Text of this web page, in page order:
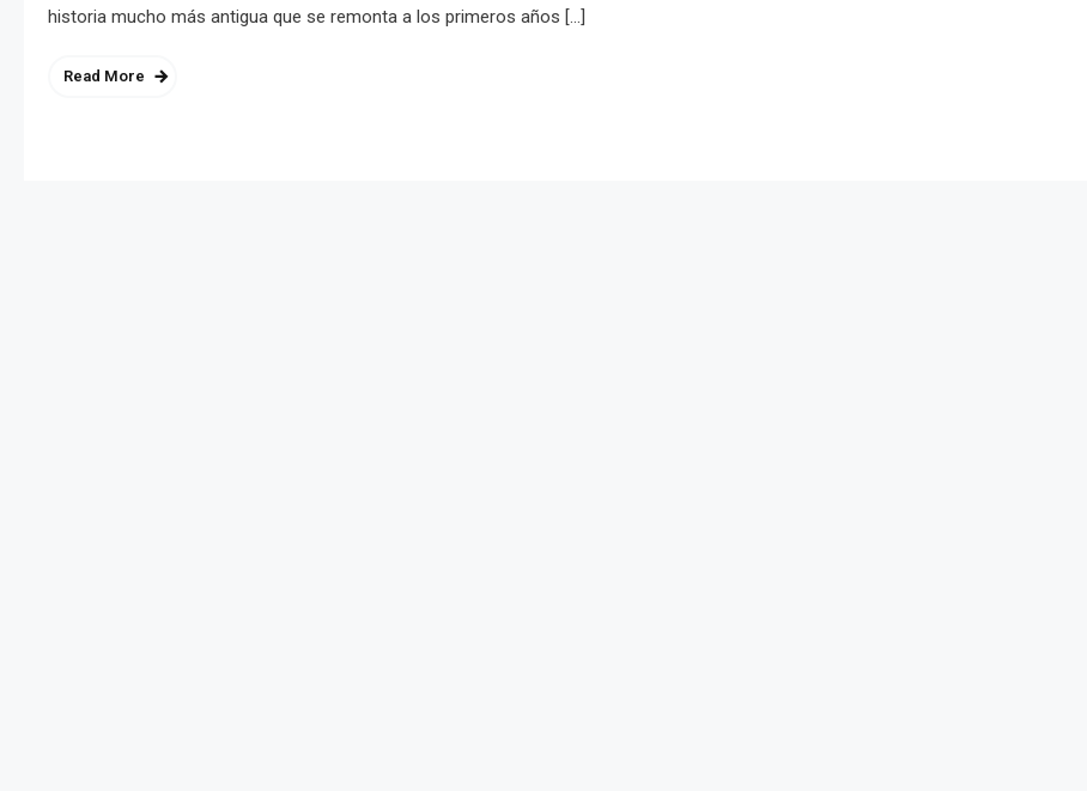
historia mucho más antigua que se remonta a los primeros años […]
Read More